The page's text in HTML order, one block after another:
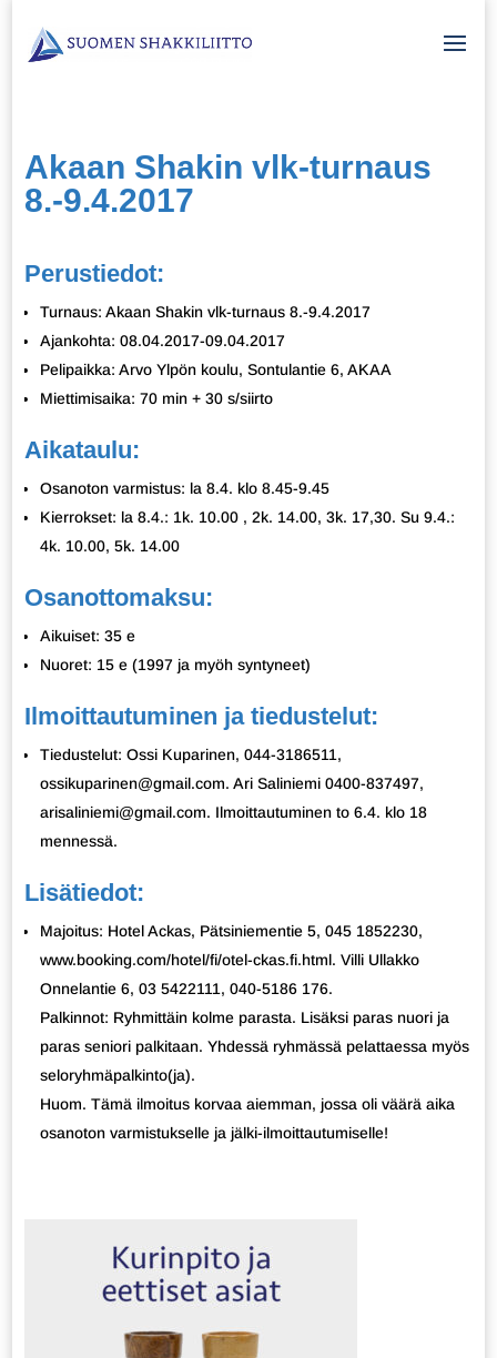
Akaan Shakin vlk-turnaus
8.-9.4.2017
Perustiedot:
Turnaus: Akaan Shakin vlk-turnaus 8.-9.4.2017
Ajankohta: 08.04.2017-09.04.2017
Pelipaikka: Arvo Ylpön koulu, Sontulantie 6, AKAA
Miettimisaika: 70 min + 30 s/siirto
Aikataulu:
Osanoton varmistus: la 8.4. klo 8.45-9.45
Kierrokset: la 8.4.: 1k. 10.00 , 2k. 14.00, 3k. 17,30. Su 9.4.:
4k. 10.00, 5k. 14.00
Osanottomaksu:
Aikuiset: 35 e
Nuoret: 15 e (1997 ja myöh syntyneet)
Ilmoittautuminen ja tiedustelut:
Tiedustelut: Ossi Kuparinen, 044-3186511,
ossikuparinen@gmail.com. Ari Saliniemi 0400-837497,
arisaliniemi@gmail.com. Ilmoittautuminen to 6.4. klo 18
mennessä.
Lisätiedot:
Majoitus: Hotel Ackas, Pätsiniementie 5, 045 1852230,
www.booking.com/hotel/fi/otel-ckas.fi.html. Villi Ullakko
Onnelantie 6, 03 5422111, 040-5186 176.
Palkinnot: Ryhmittäin kolme parasta. Lisäksi paras nuori ja
paras seniori palkitaan. Yhdessä ryhmässä pelattaessa myös
seloryhmäpalkinto(ja).
Huom. Tämä ilmoitus korvaa aiemman, jossa oli väärä aika
osanoton varmistukselle ja jälki-ilmoittautumiselle!